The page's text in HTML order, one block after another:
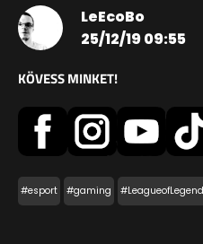
LeEcoBo
25/12/19 09:55
KÖVESS MINKET!
#esport #gaming